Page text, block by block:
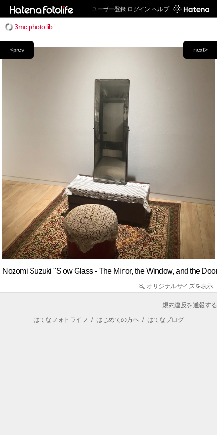
ユーザー登録 ログイン ヘルプ
3mc.photo.lib
next>
<prev
Nozomi Suzuki "Slow Glass - The Mirror, the Window, and the
オリジナルサイズを表示
規約違反を通報する
はてなフォトライフ / はじめての方へ/ はてなブログ